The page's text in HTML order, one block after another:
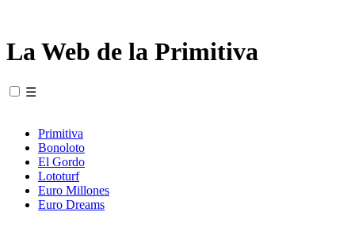
La Web de la Primitiva
☰
Primitiva
Bonoloto
El Gordo
Lototurf
Euro Millones
Euro Dreams